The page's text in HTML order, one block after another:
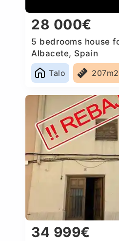
28 000€
5 bedrooms house
Albacete, Spain
Talo
207m2
34 999€